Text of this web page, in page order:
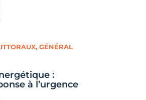
,GÉNÉRAL
:
à l’urgence